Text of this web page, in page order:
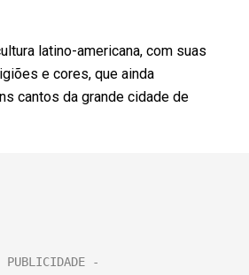
latino-americana, com suas
e cores, que ainda
cantos da grande cidade de